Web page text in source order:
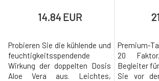
14.84 EUR
Probieren Sie die kühlende und
feuchtigkeitsspendende
Wirkung der doppelten Dosis
Aloe Vera aus. Leichtes,
Premium-
20
Begleiter
Sie vor